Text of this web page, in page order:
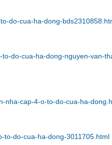
do-cua-ha-dong-
do-cua-ha-dong-nguyen-van-
nha-cap-4-o-to-do-cua-ha-
to-do-cua-ha-dong-3011705.html